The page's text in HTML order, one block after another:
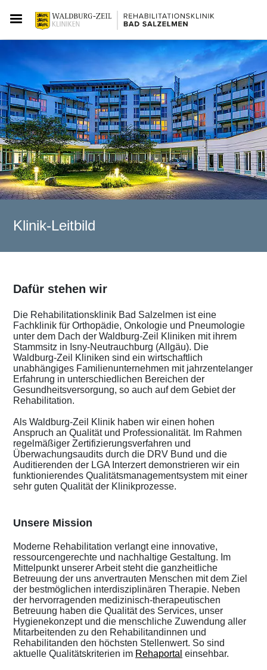
Klinik-Leitbild
Dafür stehen wir
Die Rehabilitationsklinik Bad Salzelmen ist eine
Fachklinik für Orthopädie, Onkologie und Pneumologie
unter dem Dach der Waldburg-Zeil Kliniken mit ihrem
Stammsitz in Isny-Neutrauchburg (Allgäu). Die
Waldburg-Zeil Kliniken sind ein wirtschaftlich
unabhängiges Familienunternehmen mit jahrzentelanger
Erfahrung in unterschiedlichen Bereichen der
Gesundheitsversorgung, so auch auf dem Gebiet der
Rehabilitation.
Als Waldburg-Zeil Klinik haben wir einen hohen
Anspruch an Qualität und Professionalität. Im Rahmen
regelmäßiger Zertifizierungsverfahren und
Überwachungsaudits durch die DRV Bund und die
Auditierenden der LGA Interzert demonstrieren wir ein
funktionierendes Qualitätsmanagementsystem mit einer
sehr guten Qualität der Klinikprozesse.
Unsere Mission
Moderne Rehabilitation verlangt eine innovative,
ressourcengerechte und nachhaltige Gestaltung. Im
Mittelpunkt unserer Arbeit steht die ganzheitliche
Betreuung der uns anvertrauten Menschen mit dem Ziel
der bestmöglichen interdisziplinären Therapie. Neben
der hervorragenden medizinisch-therapeutischen
Betreuung haben die Qualität des Services, unser
Hygienekonzept und die menschliche Zuwendung aller
Mitarbeitenden zu den Rehabilitandinnen und
Rehabilitanden den höchsten Stellenwert. So sind
aktuelle Qualitätskriterien im Rehaportal einsehbar.